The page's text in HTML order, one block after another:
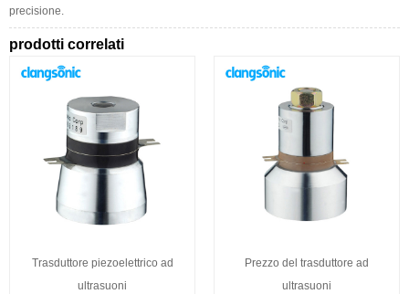
precisione.
prodotti correlati
Trasduttore piezoelettrico ad
ultrasuoni
Prezzo del trasduttore ad
ultrasuoni